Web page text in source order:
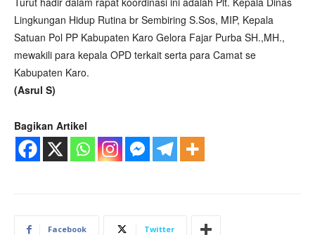
Lingkungan Hidup Rutina br Sembiring S.Sos, MIP, Kepala
Satuan Pol PP Kabupaten Karo Gelora Fajar Purba SH.,MH.,
mewakili para kepala OPD terkait serta para Camat se
Kabupaten Karo.
(Asrul S)
Bagikan Artikel
Facebook Twitter